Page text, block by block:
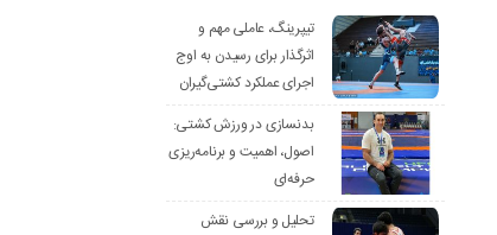
تیپرینگ، عاملی مهم و
اثرگذار برای رسیدن به اوج
اجرای عملکرد کشتی‌گیران
بدنسازی در ورزش کشتی:
اصول، اهمیت و برنامه‌ریزی
حرفه‌ای
تحلیل و بررسی نقش